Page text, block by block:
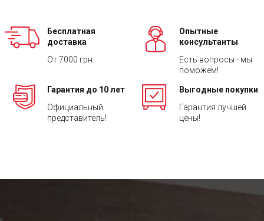
Бесплатная
доставка
От 7000 грн.
Опытные
консультанты
Есть вопросы - мы
поможем!
Гарантия до 10 лет
Официальный
представитель!
Выгодные покупки
Гарантия лучшей
цены!